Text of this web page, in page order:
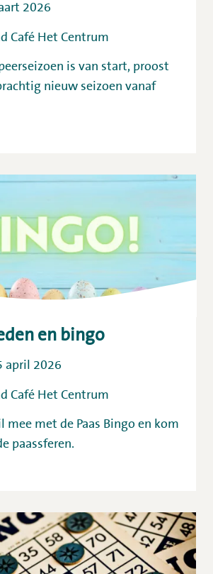
2026
Café Het Centrum
is van start, proost
nieuw seizoen vanaf
en bingo
april 2026
Café Het Centrum
mee met de Paas Bingo en kom
paassferen.